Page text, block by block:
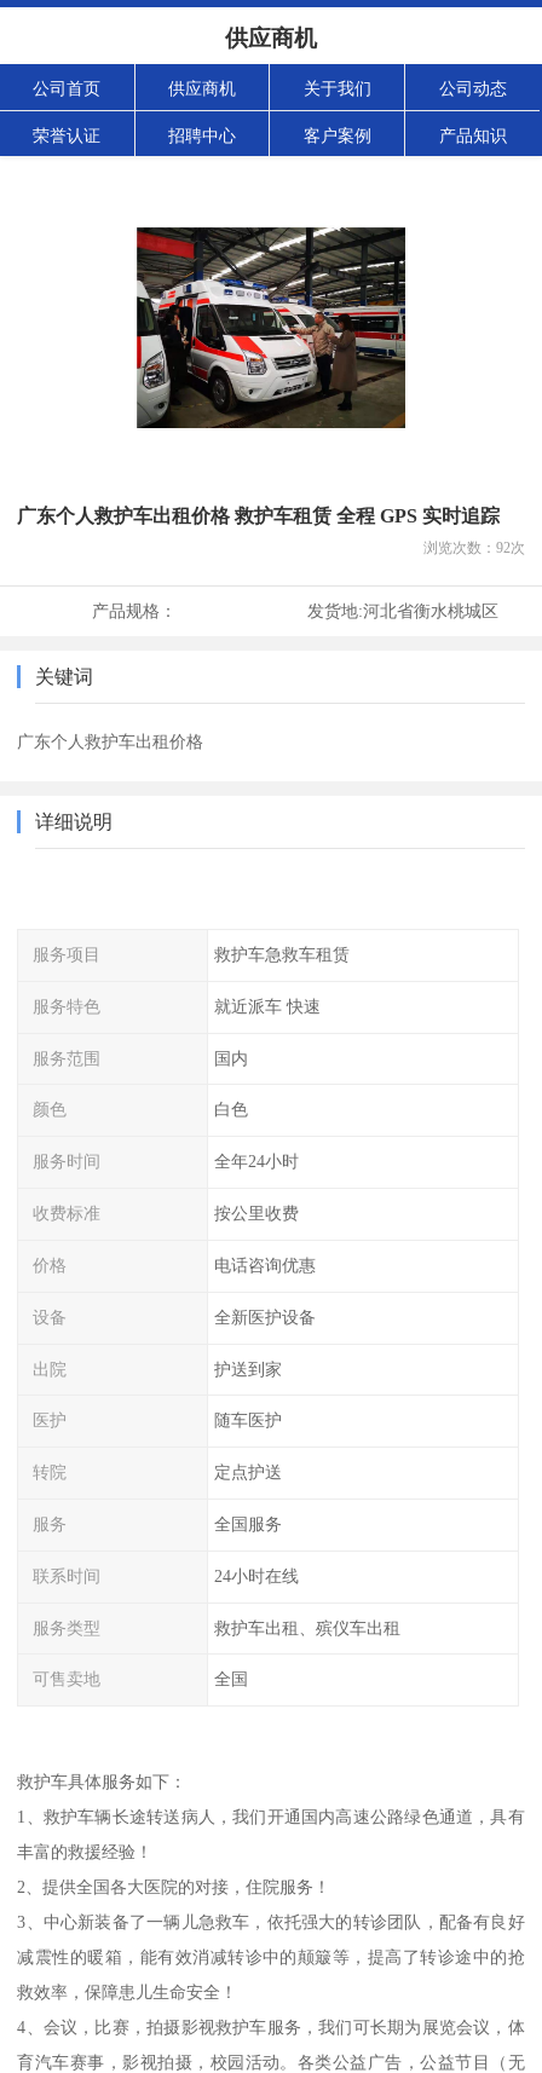
供应商机
公司首页 供应商机 关于我们 公司动态
荣誉认证 招聘中心 客户案例 产品知识
广东个人救护车出租价格 救护车租赁 全程 GPS 实时追踪
浏览次数： 92次
产品规格： 发货地:河北省衡水桃城区
关键词
广东个人救护车出租价格
详细说明
服务项目 救护车急救车租赁
服务特色 就近派车 快速
服务范围 国内
颜色 白色
服务时间 全年24小时
收费标准 按公里收费
价格 电话咨询优惠
设备 全新医护设备
出院 护送到家
医护 随车医护
转院 定点护送
服务 全国服务
联系时间 24小时在线
服务类型 救护车出租、殡仪车出租
可售卖地 全国
救护车具体服务如下：
1、救护车辆长途转送病人，我们开通国内高速公路绿色通道，具有
丰富的救援经验！
2、提供全国各大医院的对接，住院服务！
3、中心新装备了一辆儿急救车，依托强大的转诊团队，配备有良好
减震性的暖箱，能有效消减转诊中的颠簸等，提高了转诊途中的抢
救效率，保障患儿生命安全！
4、会议，比赛，拍摄影视救护车服务，我们可长期为展览会议，体
育汽车赛事，影视拍摄，校园活动。各类公益广告，公益节目（无